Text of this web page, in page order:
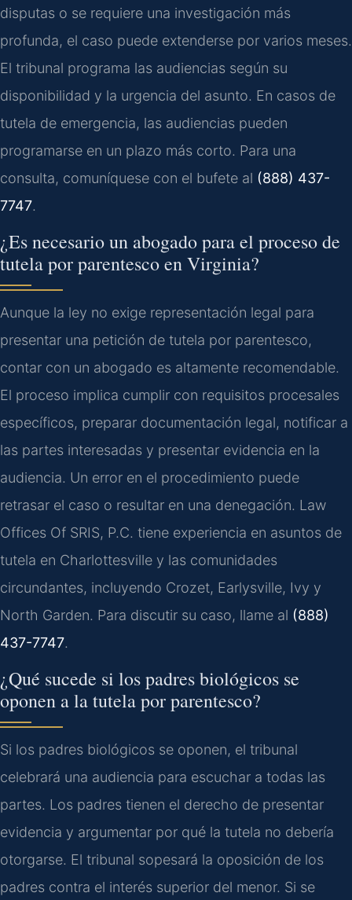
disputas o se requiere una investigación más
profunda, el caso puede extenderse por varios meses.
El tribunal programa las audiencias según su
disponibilidad y la urgencia del asunto. En casos de
tutela de emergencia, las audiencias pueden
programarse en un plazo más corto. Para una
consulta, comuníquese con el bufete al (888) 437-
7747.
¿Es necesario un abogado para el proceso de
tutela por parentesco en Virginia?
Aunque la ley no exige representación legal para
presentar una petición de tutela por parentesco,
contar con un abogado es altamente recomendable.
El proceso implica cumplir con requisitos procesales
específicos, preparar documentación legal, notificar a
las partes interesadas y presentar evidencia en la
audiencia. Un error en el procedimiento puede
retrasar el caso o resultar en una denegación. Law
Offices Of SRIS, P.C. tiene experiencia en asuntos de
tutela en Charlottesville y las comunidades
circundantes, incluyendo Crozet, Earlysville, Ivy y
North Garden. Para discutir su caso, llame al (888)
437-7747.
¿Qué sucede si los padres biológicos se
oponen a la tutela por parentesco?
Si los padres biológicos se oponen, el tribunal
celebrará una audiencia para escuchar a todas las
partes. Los padres tienen el derecho de presentar
evidencia y argumentar por qué la tutela no debería
otorgarse. El tribunal sopesará la oposición de los
padres contra el interés superior del menor. Si se